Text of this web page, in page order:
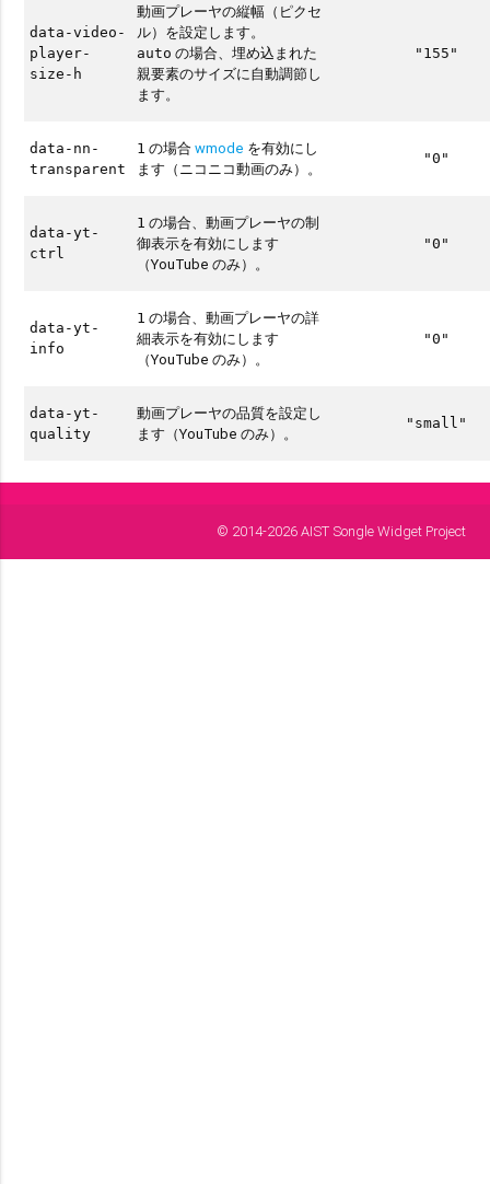
data-video-
player-
size-h
動画プレーヤの縦幅（ピクセ
ル）を設定します。
auto の場合、埋め込まれた
親要素のサイズに自動調節し
ます。
"155"
data-nn-
transparent
1 の場合wmode を有効にし
ます（ニコニコ動画のみ）。
"0"
data-yt-
ctrl
1 の場合、動画プレーヤの制
御表示を有効にします
（YouTube のみ）。
"0"
data-yt-
info
1 の場合、動画プレーヤの詳
細表示を有効にします
（YouTube のみ）。
"0"
data-yt-
quality
動画プレーヤの品質を設定し
ます（YouTube のみ）。
"small"
© 2014-2026 AIST Songle Widget Project